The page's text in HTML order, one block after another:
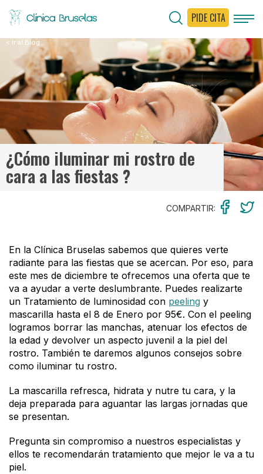
PIDE CITA
< Ir al Blog
¿Cómo iluminar mi rostro de
cara a las fiestas ?
COMPARTIR:
En la Clínica Bruselas sabemos que quieres verte
radiante para las fiestas que se acercan. Por eso, para
este mes de diciembre te ofrecemos una oferta que te
va a ayudar a verte deslumbrante. Puedes realizarte
un Tratamiento de luminosidad con peeling y
mascarilla hasta el 8 de Enero por 95€. Con el peeling
logramos borrar las manchas, atenuar los efectos de
la edad y devolver un aspecto juvenil a la piel del
rostro. También te daremos algunos consejos sobre
como iluminar tu rostro.
La mascarilla refresca, hidrata y nutre tu cara, y la
deja preparada para aguantar las largas jornadas que
se presentan.
Pregunta sin compromiso a nuestros especialistas y
ellos te recomendarán tratamiento que mejor le va a tu
piel.